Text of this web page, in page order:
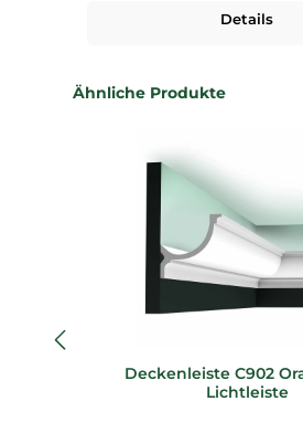
Details
Produktgalerie überspringen
Ähnliche Produkte
Deckenleiste C902
Lichtleiste